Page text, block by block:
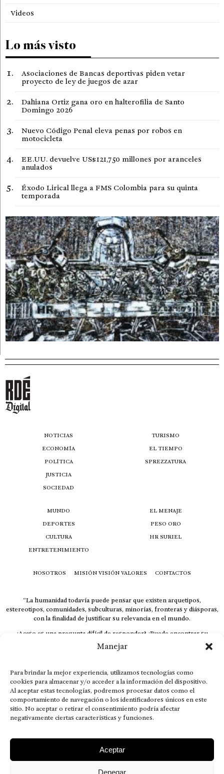
Manejar
Para brindar la mejor experiencia, utilizamos tecnologías como
cookies para almacenar y/o acceder a la información del dispositivo.
Al aceptar estas tecnologías, podremos procesar datos como el
comportamiento de navegación o los identificadores únicos en este
sitio. No aceptar o retirar el consentimiento podría afectar
negativamente ciertas características y funciones.
Aceptar
Denegar
Videos
Lo más visto
Asociaciones de Bancas deportivas piden vetar
proyecto de ley de juegos de azar
Dahiana Ortiz gana oro en halterofilia de Santo
Domingo 2026
Nuevo Código Penal eleva penas por robos en
motocicleta
EE.UU. devuelve US$121,750 millones por aranceles
anulados
Éxodo Lirical llega a FMS Colombia para su quinta
temporada
NOTICIAS
ECONOMÍA
POLÍTICA
JUSTICIA
SOCIEDAD
TURISMO
EL TIEMPO
SPREZZATURA
MUNDO
DEPORTES
CULTURA
ENTRETENIMIENTO
EL MENAJE
PESO ORO
HR SURIEL
NOSOTROS MISIÓN VISIÓN VALORES CONTACTOS
“La humanidad todavía puede pensar que existen arquetipos,
estereotipos, comunidades, subculturas, minorías, fronteras y diásporas,
con la finalidad de justificar su relevancia en el mundo.
¿Acaso es una pregunta difícil de responder? ¿Puede encontrar su
respuesta al instante, otorgando al receptor cuestionado espacio y
velocidad suficiente para responder correctamente? De no ser así, el que
El concepto de familia no está limitado exclusivamente a la sangre; seres
que surgen en nuestro diario vivir suelen pesar más que los
emparentados. Más bien, el apego de estas dos versiones de seres
queridos mueve ideales provenientes de sus vivencias.
This is for nuestra gente.” – HRSuriel